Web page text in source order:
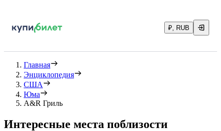
₽, RUB
Главная
Энциклопедия
США
Юма
A&R Гриль
Интересные места поблизости